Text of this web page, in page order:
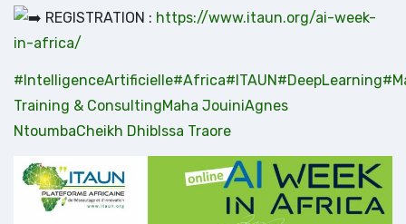
REGISTRATION : https://www.itaun.org/ai-week-
in-africa/
#IntelligenceArtificielle#Africa#ITAUN #DeepLearning
Training & ConsultingMaha JouiniAgnes
NtoumbaCheikh Dhib Issa Traore